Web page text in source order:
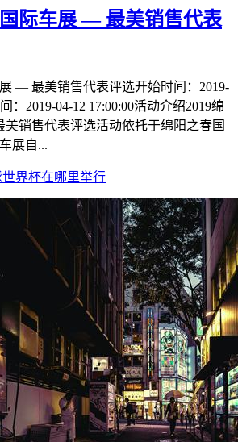
际车展 — 最美销售代表
— 最美销售代表评选开始时间：2019-
：2019-04-12 17:00:00活动介绍2019绵
销售代表评选活动依托于绵阳之春国
展自...
界杯在哪里举行